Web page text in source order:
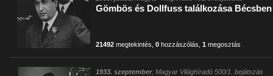
Gömbös és Dollfuss találkozása Bécsben
21492 megtekintés ,0 hozzászólás ,1 megosztás
1933. szeptember, Magyar Világhíradó 500/1. bejátszás